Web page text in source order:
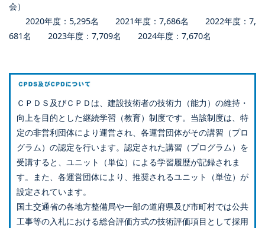
会）
2020年度：5,295名 2021年度：7,686名 2022年度：7,
681名 2023年度：7,709名 2024年度：7,670名
ＣＰＤＳ及びＣＰＤは、建設技術者の技術力（能力）の維持・
向上を目的とした継続学習（教育）制度です。当該制度は、特
定の非営利団体により運営され、各運営団体がその講習（プロ
グラム）の認定を行います。認定された講習（プログラム）を
受講すると、ユニット（単位）による学習履歴が記録されま
す。また、各運営団体により、推奨されるユニット（単位）が
設定されています。
国土交通省の各地方整備局や一部の道府県及び市町村では公共
工事等の入札における総合評価方式の技術評価項目として採用